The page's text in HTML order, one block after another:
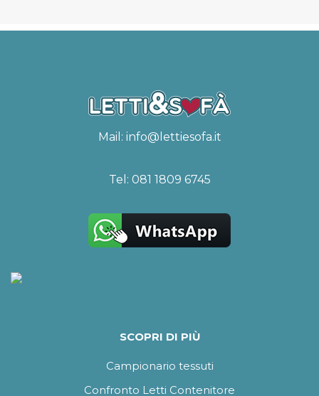
Mail: info@lettiesofa.it
Tel: 081 1809 6745
SCOPRI DI PIÙ
Campionario tessuti
Confronto Letti Contenitore